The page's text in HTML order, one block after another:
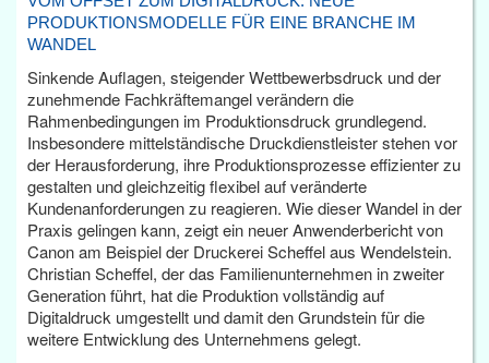
PRODUKTIONSMODELLE FÜR EINE BRANCHE IM
WANDEL
Sinkende Auflagen, steigender Wettbewerbsdruck und der
zunehmende Fachkräftemangel verändern die
Rahmenbedingungen im Produktionsdruck grundlegend.
Insbesondere mittelständische Druckdienstleister stehen vor
der Herausforderung, ihre Produktionsprozesse effizienter zu
gestalten und gleichzeitig flexibel auf veränderte
Kundenanforderungen zu reagieren. Wie dieser Wandel in der
Praxis gelingen kann, zeigt ein neuer Anwenderbericht von
Canon am Beispiel der Druckerei Scheffel aus Wendelstein.
Christian Scheffel, der das Familienunternehmen in zweiter
Generation führt, hat die Produktion vollständig auf
Digitaldruck umgestellt und damit den Grundstein für die
weitere Entwicklung des Unternehmens gelegt.